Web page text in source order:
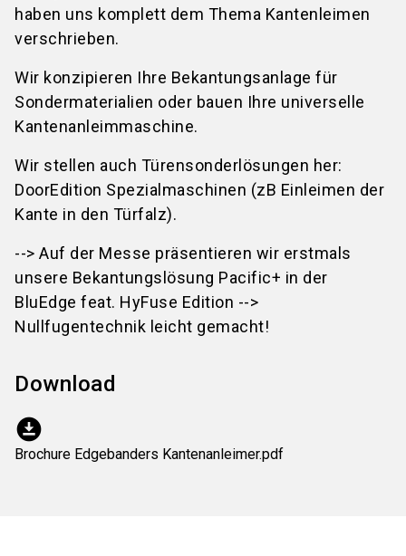
haben uns komplett dem Thema Kantenleimen
verschrieben.
Wir konzipieren Ihre Bekantungsanlage für
Sondermaterialien oder bauen Ihre universelle
Kantenanleimmaschine.
Wir stellen auch Türensonderlösungen her:
DoorEdition Spezialmaschinen (zB Einleimen der
Kante in den Türfalz).
--> Auf der Messe präsentieren wir erstmals
unsere Bekantungslösung Pacific+ in der
BluEdge feat. HyFuse Edition -->
Nullfugentechnik leicht gemacht!
Download
download_for_offline
Brochure Edgebanders Kantenanleimer.pdf